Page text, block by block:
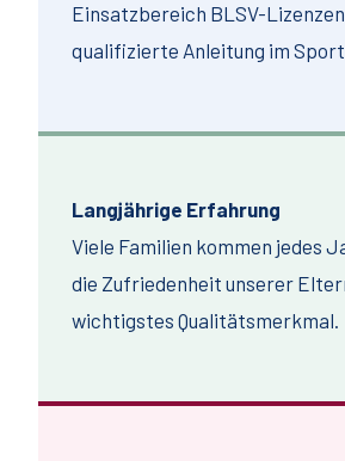
Einsatzbereich BLSV-
qualifizierte Anleitung im
Langjährige Erfahrung
Viele Familien kommen jedes
die Zufriedenheit unserer
wichtigstes Qualitätsmerkmal.